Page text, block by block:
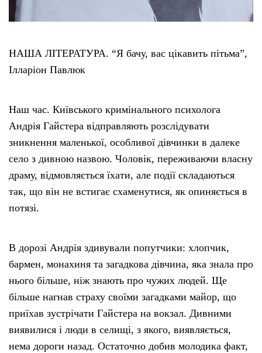
НАША ЛІТЕРАТУРА. “Я бачу, вас цікавить пітьма”,
Ілларіон Павлюк
Наш час. Київського кримінального психолога
Андрія Гайстера відправляють розслідувати
зникнення маленької, особливої дівчинки в далеке
село з дивною назвою. Чоловік, переживаючи власну
драму, відмовляється їхати, але події складаються
так, що він не встигає схаменутися, як опиняється в
потязі.
В дорозі Андрія здивували попутчики: хлопчик,
бармен, монахиня та загадкова дівчина, яка знала про
нього більше, ніж знають про чужих людей. Ще
більше нагнав страху своїми загадками майор, що
приїхав зустрічати Гайстера на вокзал. Дивними
виявилися і люди в селищі, з якого, виявляється,
нема дороги назад. Остаточно добив молодика факт,